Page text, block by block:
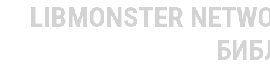
LIBMONSTER